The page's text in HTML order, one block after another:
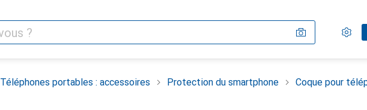
Listes
Listes
Panier
Téléphones portables : accessoires Protection du smartphone Coque pour